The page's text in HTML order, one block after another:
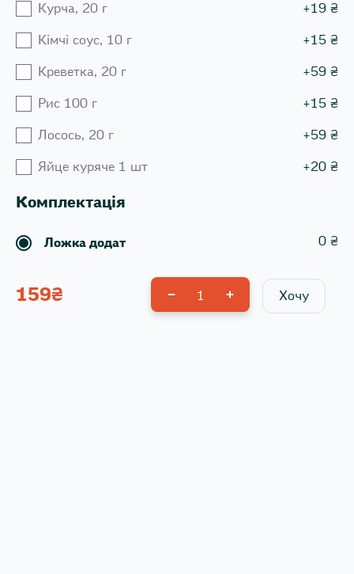
Курча, 20 г +19 ₴
Кiмчi соус, 10 г +15 ₴
Креветка, 20 г +59 ₴
Рис 100 г +15 ₴
Лосось, 20 г +59 ₴
Яйце куряче 1 шт +20 ₴
Комплектація
Ложка додат 0 ₴
159₴ 1 Хочу